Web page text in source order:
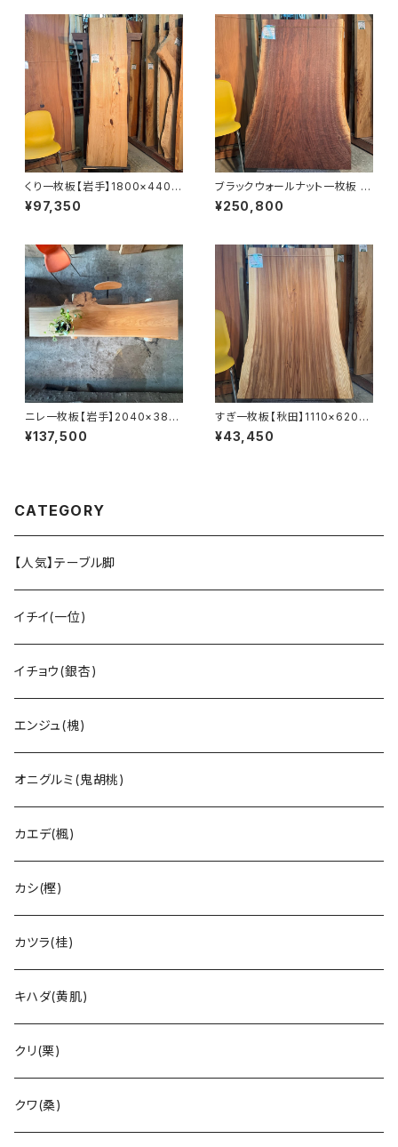
くり一枚板【岩手】1800×440~
500×38㎜【オイル塗装 仕上げ
済み】
¥97,350
ブラックウォールナット一枚板 11
00×600~680×45㎜【オイル
塗装 仕上げ済み】
¥250,800
ニレ一枚板【岩手】2040×380
~610×47㎜【オイル塗装 仕上
げ済み】
¥137,500
すぎ一枚板【秋田】1110×620~
850×45㎜【オイル塗装 仕上げ
済み】
¥43,450
CATEGORY
【人気】テーブル脚
イチイ(一位)
イチョウ(銀杏)
エンジュ(槐)
オニグルミ(鬼胡桃)
カエデ(楓)
カシ(樫)
カツラ(桂)
キハダ(黄肌)
クリ(栗)
クワ(桑)